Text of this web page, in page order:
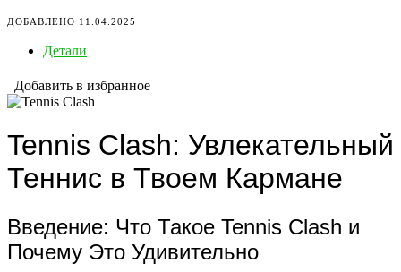
ДОБАВЛЕНО 11.04.2025
Детали
Добавить в избранное
Tennis Clash: Увлекательный
Теннис в Твоем Кармане
Введение: Что Такое Tennis Clash и
Почему Это Удивительно